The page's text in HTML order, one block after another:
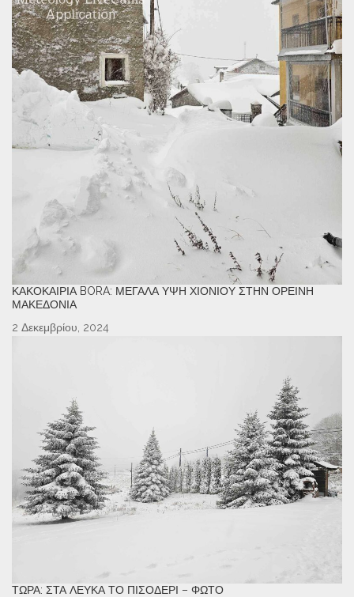
ΚΑΚΟΚΑΙΡΊΑ BORA: ΜΕΓΆΛΑ ΎΨΗ ΧΙΟΝΙΟΎ ΣΤΗΝ ΟΡΕΙΝΉ
ΜΑΚΕΔΟΝΊΑ
2 Δεκεμβρίου, 2024
ΤΏΡΑ: ΣΤΑ ΛΕΥΚΆ ΤΟ ΠΙΣΟΔΈΡΙ – ΦΩΤΌ